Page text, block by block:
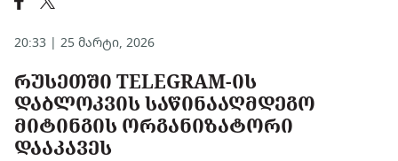
20:33 | 25 მარტი, 2026
ᲠᲣᲡᲔᲗᲨᲘ TELEGRAM-ᲘᲡ
ᲓᲐᲑᲚᲝᲙᲕᲘᲡ ᲡᲐᲬᲘᲜᲐᲐᲦᲛᲓᲔᲒᲝ
ᲛᲘᲢᲘᲜᲒᲘᲡ ᲝᲠᲒᲐᲜᲘᲖᲐᲢᲝᲠᲘ
ᲓᲐᲐᲙᲐᲕᲔᲡ